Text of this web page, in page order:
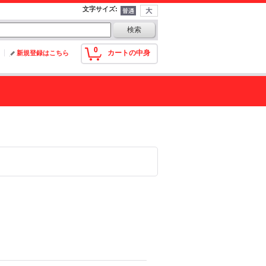
文字サイズ:
0 カートの中身
新規登録はこちら